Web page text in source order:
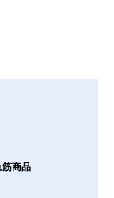
筋商品